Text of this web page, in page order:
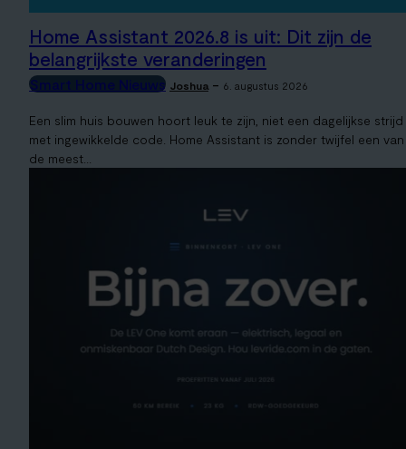
Home Assistant 2026.8 is uit: Dit zijn de
belangrijkste veranderingen
Smart Home Nieuws Joshua - 6. augustus 2026
Een slim huis bouwen hoort leuk te zijn, niet een dagelijkse strijd
met ingewikkelde code. Home Assistant is zonder twijfel een van
de meest...